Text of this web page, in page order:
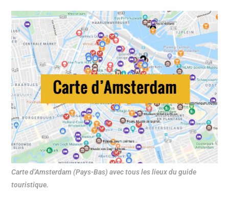
Carte d’Amsterdam (Pays-Bas) avec tous les lieux du guide
touristique.